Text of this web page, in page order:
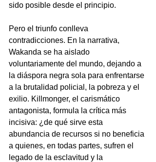
sido posible desde el principio.
Pero el triunfo conlleva
contradicciones. En la narrativa,
Wakanda se ha aislado
voluntariamente del mundo, dejando a
la diáspora negra sola para enfrentarse
a la brutalidad policial, la pobreza y el
exilio. Killmonger, el carismático
antagonista, formula la crítica más
incisiva: ¿de qué sirve esta
abundancia de recursos si no beneficia
a quienes, en todas partes, sufren el
legado de la esclavitud y la